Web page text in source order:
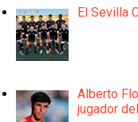
El Sevilla
Alberto
jugador